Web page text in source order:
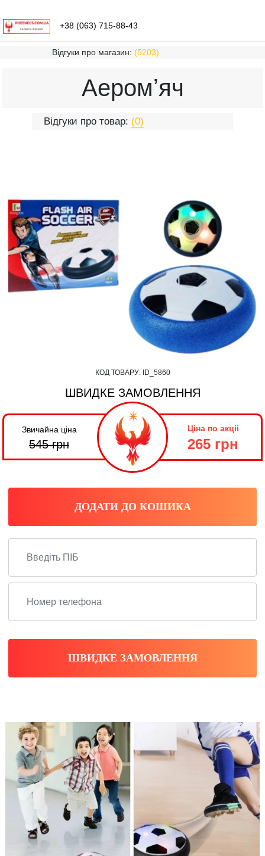
+38 (063) 715-88-43
Відгуки про магазин: (5203)
Аеромʼяч
Відгуки про товар: (0)
КОД ТОВАРУ: ID_5860
ШВИДКЕ ЗАМОВЛЕННЯ
Звичайна ціна
545грн
Ціна по акціі
265 грн
ДОДАТИ ДО КОШИКА
ШВИДКЕ ЗАМОВЛЕННЯ